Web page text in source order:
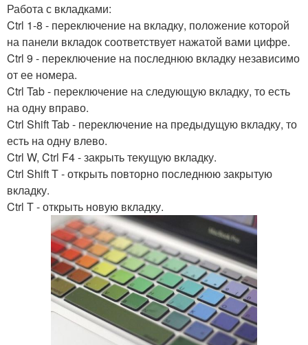
Работа с вкладками:
Ctrl 1-8 - переключение на вкладку, положение которой
на панели вкладок соответствует нажатой вами цифре.
Ctrl 9 - переключение на последнюю вкладку независимо
от ее номера.
Ctrl Tab - переключение на следующую вкладку, то есть
на одну вправо.
Ctrl Shift Tab - переключение на предыдущую вкладку, то
есть на одну влево.
Ctrl W, Ctrl F4 - закрыть текущую вкладку.
Ctrl Shift T - открыть повторно последнюю закрытую
вкладку.
Ctrl T - открыть новую вкладку.